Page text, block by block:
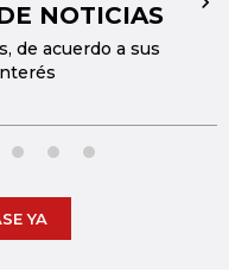
NOTICIAS
de acuerdo a sus
→
YA